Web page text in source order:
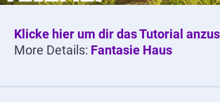
Klicke hier um dir das Tutorial
More Details: Fantasie Haus